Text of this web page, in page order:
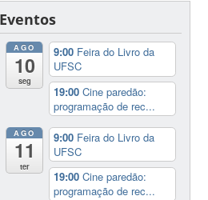
Eventos
AGO
10
seg
9:00 Feira do Livro da
UFSC
19:00Cine paredão:
programação de rec...
AGO
11
ter
9:00 Feira do Livro da
UFSC
19:00Cine paredão:
programação de rec...